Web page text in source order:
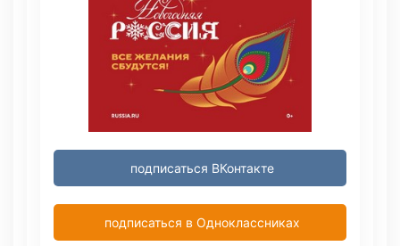
подписаться ВКонтакте
подписаться в Одноклассниках